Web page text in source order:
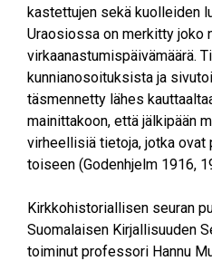
kastettujen sekä kuolleiden
Uraosiossa on merkitty joko
virkaanastumispäivämäärä.
kunnianosoituksista ja
täsmennetty lähes
mainittakoon, että jälkipään
virheellisiä tietoja, jotka
toiseen (Godenhjelm 1916,
Kirkkohistoriallisen seuran
Suomalaisen Kirjallisuuden
toiminut professori Hannu